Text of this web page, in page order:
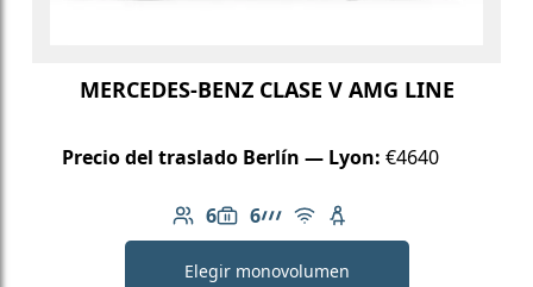
MERCEDES-BENZ CLASE V AMG LINE
Precio del traslado Berlín — Lyon: €4640
6
Número de pasajeros: 6
6
Capacidad de equipaje: 6
Línea AMG
Wi-Fi gratuito
Asiento infantil
Elegir monovolumen